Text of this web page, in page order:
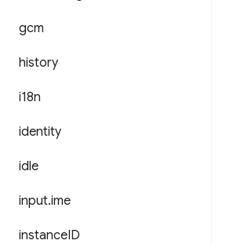
gcm
history
i18n
identity
idle
input.ime
instanceID